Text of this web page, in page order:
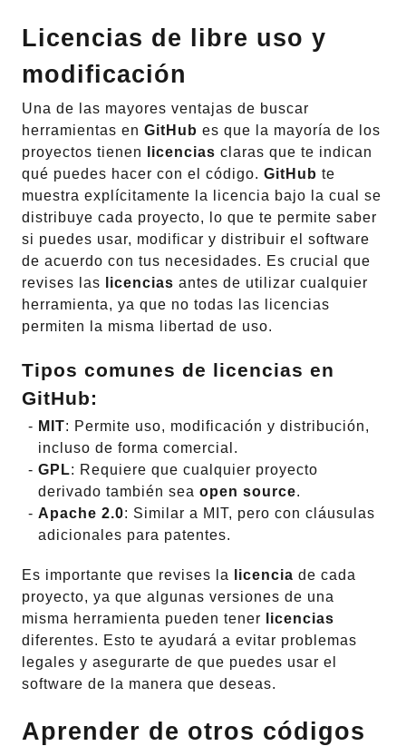
Licencias de libre uso y
modificación
Una de las mayores ventajas de buscar
herramientas en GitHub es que la mayoría de los
proyectos tienen
licencias claras que te indican
qué puedes hacer con el código. GitHub te
muestra explícitamente la licencia bajo la cual se
distribuye cada proyecto, lo que te permite saber
si puedes usar, modificar y distribuir el software
de acuerdo con tus necesidades. Es crucial que
revises las
licencias antes de utilizar cualquier
herramienta, ya que no todas las licencias
permiten la misma libertad de uso.
Tipos comunes de licencias en
GitHub:
MIT: Permite uso, modificación y distribución,
incluso de forma comercial.
GPL: Requiere que cualquier proyecto
derivado también sea open source.
Apache 2.0: Similar a MIT, pero con cláusulas
adicionales para patentes.
Es importante que revises la licencia de cada
proyecto, ya que algunas versiones de una
misma herramienta pueden tener
licencias
diferentes. Esto te ayudará a evitar problemas
legales y asegurarte de que puedes usar el
software de la manera que deseas.
Aprender de otros códigos